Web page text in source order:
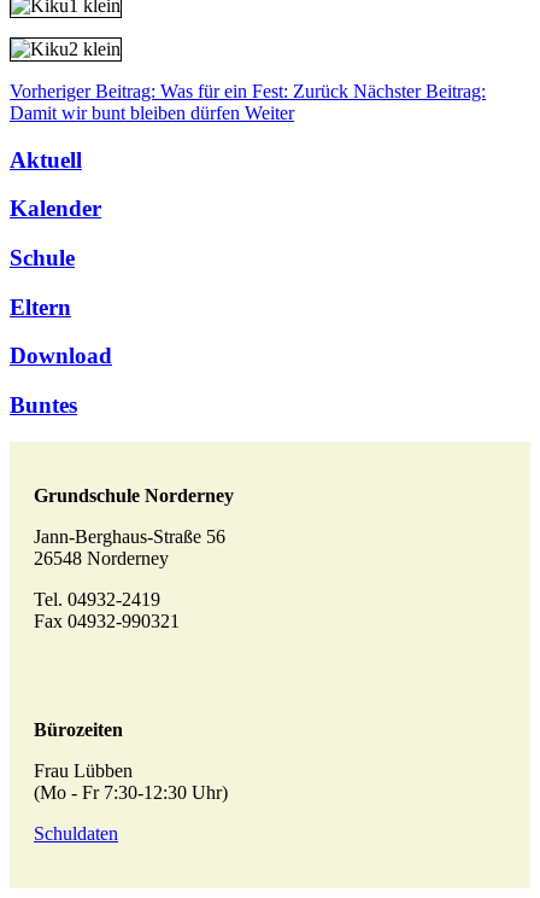
Vorheriger Beitrag: Was für ein Fest: Zurück Nächster Beitrag:
Damit wir bunt bleiben dürfen Weiter
Aktuell
Kalender
Schule
Eltern
Download
Buntes
Grundschule Norderney
Jann-Berghaus-Straße 56
26548 Norderney
Tel. 04932-2419
Fax 04932-990321
Bürozeiten
Frau Lübben
(Mo - Fr 7:30-12:30 Uhr)
Schuldaten